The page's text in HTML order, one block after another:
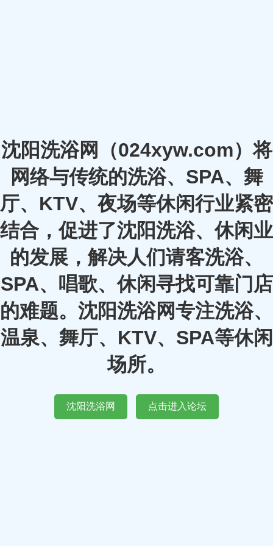
沈阳洗浴网（024xyw.com）将
网络与传统的洗浴、SPA、舞
厅、KTV、夜场等休闲行业紧密
结合，促进了沈阳洗浴、休闲业
的发展，解决人们请客洗浴、
SPA、唱歌、休闲寻找可靠门店
的难题。沈阳洗浴网专注洗浴、
温泉、舞厅、KTV、SPA等休闲
场所。
沈阳洗浴网 点击进入论坛